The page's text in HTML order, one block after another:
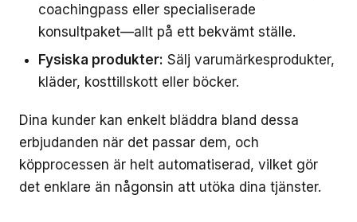
coachingpass eller specialiserade
konsultpaket—allt på ett bekvämt ställe.
Fysiska produkter: Sälj varumärkesprodukter,
kläder, kosttillskott eller böcker.
Dina kunder kan enkelt bläddra bland dessa
erbjudanden när det passar dem, och
köpprocessen är helt automatiserad, vilket gör
det enklare än någonsin att utöka dina tjänster.